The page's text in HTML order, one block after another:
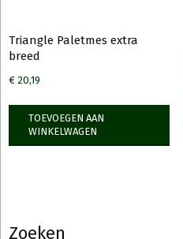
Triangle Paletmes extra
breed
€ 20,19
TOEVOEGEN AAN
WINKELWAGEN
Zoeken